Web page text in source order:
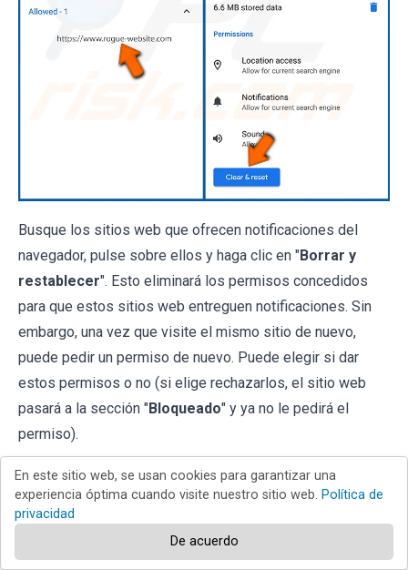
Busque los sitios web que ofrecen notificaciones del
navegador, pulse sobre ellos y haga clic en "Borrar y
restablecer". Esto eliminará los permisos concedidos
para que estos sitios web entreguen notificaciones. Sin
embargo, una vez que visite el mismo sitio de nuevo,
puede pedir un permiso de nuevo. Puede elegir si dar
estos permisos o no (si elige rechazarlos, el sitio web
pasará a la sección "Bloqueado" y ya no le pedirá el
permiso).
[Volver al índice]
Resetear el navegador web Chrome:
En este sitio web, se usan cookies para garantizar una
experiencia óptima cuando visite nuestro sitio web. Política de
privacidad
De acuerdo